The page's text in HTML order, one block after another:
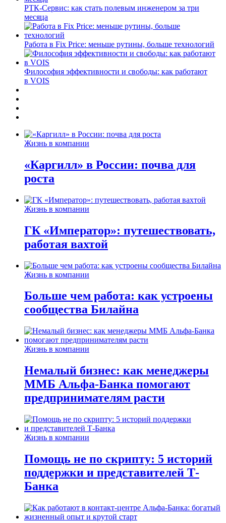
РТК-Сервис: как стать полевым инженером за три
месяца
Работа в Fix Price: меньше рутины, больше технологий
Философия эффективности и свободы: как работают
в VOIS
Жизнь в компании
«Каргилл» в России: почва для
роста
Жизнь в компании
ГК «Император»: путешествовать,
работая вахтой
Жизнь в компании
Больше чем работа: как устроены
сообщества Билайна
Жизнь в компании
Немалый бизнес: как менеджеры
ММБ Альфа-Банка помогают
предпринимателям расти
Жизнь в компании
Помощь не по скрипту: 5 историй
поддержки и представителей Т-
Банка